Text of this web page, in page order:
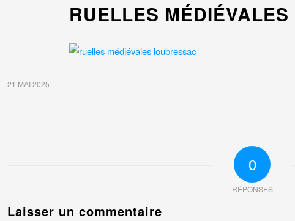
RUELLES
21 MAI 2025
0
RÉPONSES
Laisser un commentaire